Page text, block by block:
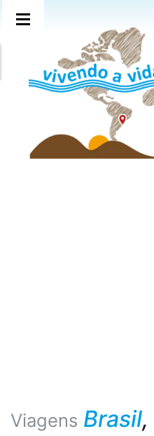
Viagens Brasil,